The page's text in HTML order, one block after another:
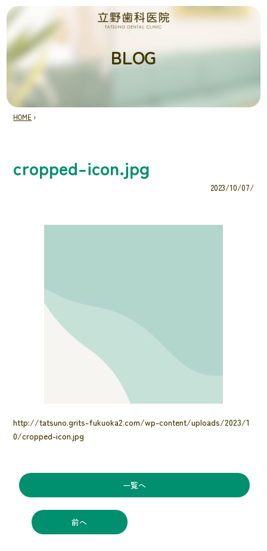
BLOG
HOME ›
cropped-icon.jpg
2023/10/07/
http://tatsuno.grits-fukuoka2.com/wp-content/uploads/2023/1
0/cropped-icon.jpg
前へ
一覧へ